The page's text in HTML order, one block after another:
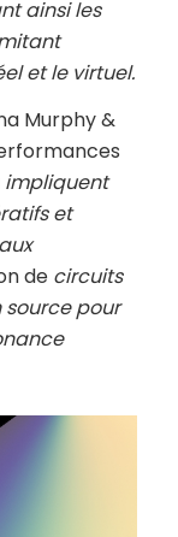
ainsi les
et le virtuel.
Murphy &
impliquent
et
de circuits
pour